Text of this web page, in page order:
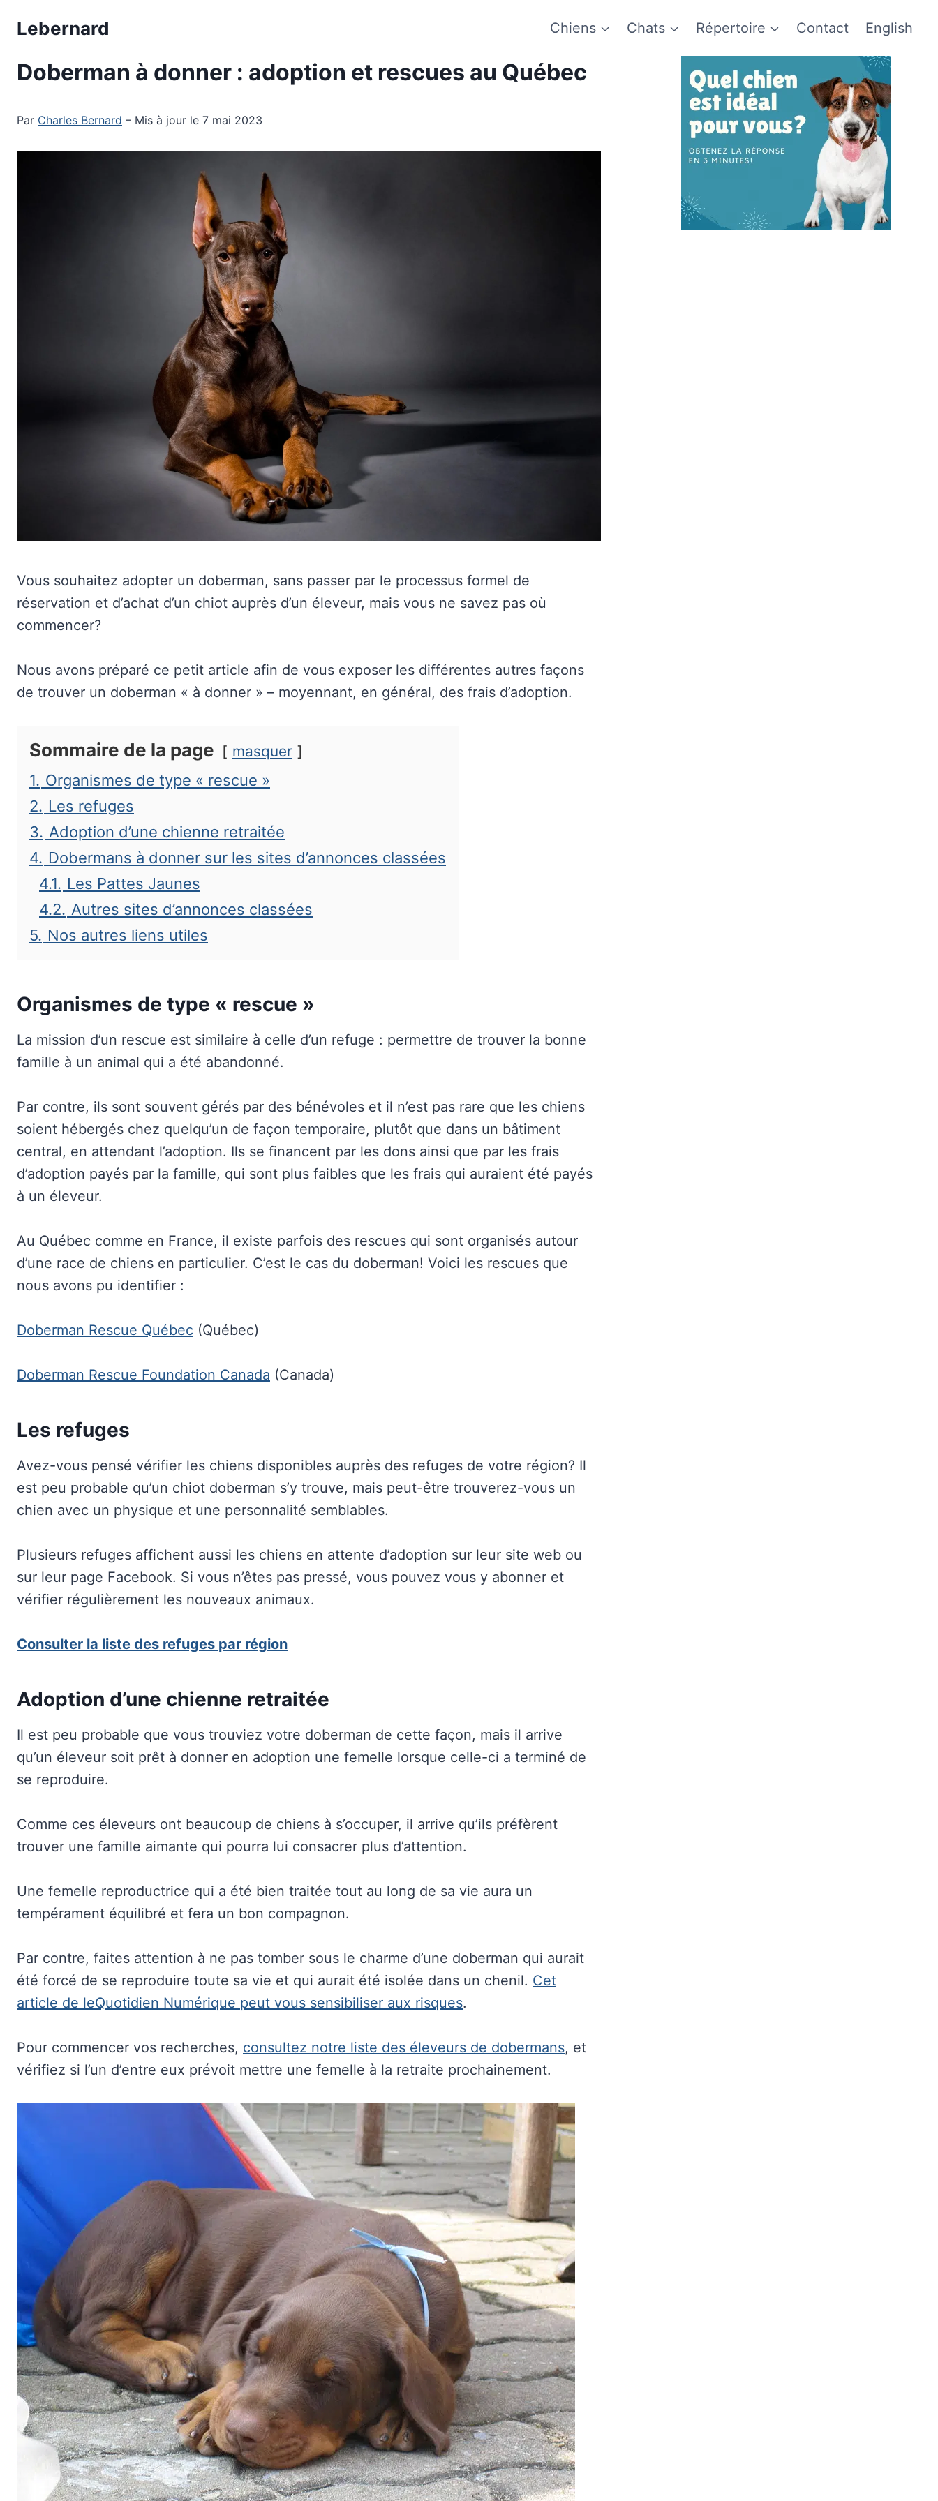
Lebernard Chiens Chats Répertoire Contact English
Doberman à donner : adoption et rescues au Québec
Par Charles Bernard – Mis à jour le 7 mai 2023
Vous souhaitez adopter un doberman, sans passer par le processus formel de
réservation et d’achat d’un chiot auprès d’un éleveur, mais vous ne savez pas où
commencer?
Nous avons préparé ce petit article afin de vous exposer les différentes autres façons
de trouver un doberman « à donner » – moyennant, en général, des frais d’adoption.
Sommaire de la page masquer
1. Organismes de type « rescue »
2. Les refuges
3. Adoption d’une chienne retraitée
4. Dobermans à donner sur les sites d’annonces classées
4.1. Les Pattes Jaunes
4.2. Autres sites d’annonces classées
5. Nos autres liens utiles
Organismes de type « rescue »
La mission d’un rescue est similaire à celle d’un refuge : permettre de trouver la bonne
famille à un animal qui a été abandonné.
Par contre, ils sont souvent gérés par des bénévoles et il n’est pas rare que les chiens
soient hébergés chez quelqu’un de façon temporaire, plutôt que dans un bâtiment
central, en attendant l’adoption. Ils se financent par les dons ainsi que par les frais
d’adoption payés par la famille, qui sont plus faibles que les frais qui auraient été payés
à un éleveur.
Au Québec comme en France, il existe parfois des rescues qui sont organisés autour
d’une race de chiens en particulier. C’est le cas du doberman! Voici les rescues que
nous avons pu identifier :
Doberman Rescue Québec (Québec)
Doberman Rescue Foundation Canada (Canada)
Les refuges
Avez-vous pensé vérifier les chiens disponibles auprès des refuges de votre région? Il
est peu probable qu’un chiot doberman s’y trouve, mais peut-être trouverez-vous un
chien avec un physique et une personnalité semblables.
Plusieurs refuges affichent aussi les chiens en attente d’adoption sur leur site web ou
sur leur page Facebook. Si vous n’êtes pas pressé, vous pouvez vous y abonner et
vérifier régulièrement les nouveaux animaux.
Consulter la liste des refuges par région
Adoption d’une chienne retraitée
Il est peu probable que vous trouviez votre doberman de cette façon, mais il arrive
qu’un éleveur soit prêt à donner en adoption une femelle lorsque celle-ci a terminé de
se reproduire.
Comme ces éleveurs ont beaucoup de chiens à s’occuper, il arrive qu’ils préfèrent
trouver une famille aimante qui pourra lui consacrer plus d’attention.
Une femelle reproductrice qui a été bien traitée tout au long de sa vie aura un
tempérament équilibré et fera un bon compagnon.
Par contre, faites attention à ne pas tomber sous le charme d’une doberman qui aurait
été forcé de se reproduire toute sa vie et qui aurait été isolée dans un chenil. Cet
article de leQuotidien Numérique peut vous sensibiliser aux risques.
Pour commencer vos recherches, consultez notre liste des éleveurs de dobermans, et
vérifiez si l’un d’entre eux prévoit mettre une femelle à la retraite prochainement.